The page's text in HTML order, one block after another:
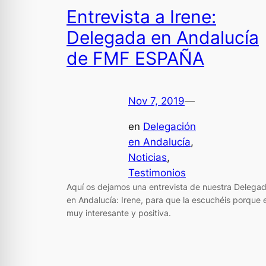
Entrevista a Irene:
Delegada en Andalucía
de FMF ESPAÑA
Nov 7, 2019—
en Delegación
en Andalucía
Noticias
Testimonios
Aquí os dejamos una entrevista de nuestra
en Andalucía: Irene, para que la escuchéis porque
muy interesante y positiva.